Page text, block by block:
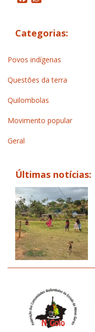
Categorias:
Povos indígenas
Questões da terra
Quilombolas
Movimento popular
Geral
Últimas notícias: